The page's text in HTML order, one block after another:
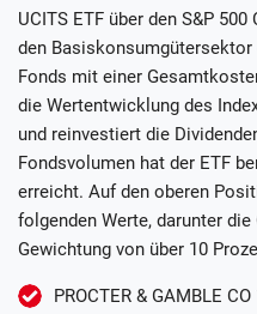
UCITS ETF über den S&P
den
Fonds mit einer
die Wertentwicklung des
und reinvestiert die
Fondsvolumen hat der ETF
erreicht. Auf den oberen
folgenden Werte, darunter
Gewichtung von über 10
PROCTER & GAMBLE CO